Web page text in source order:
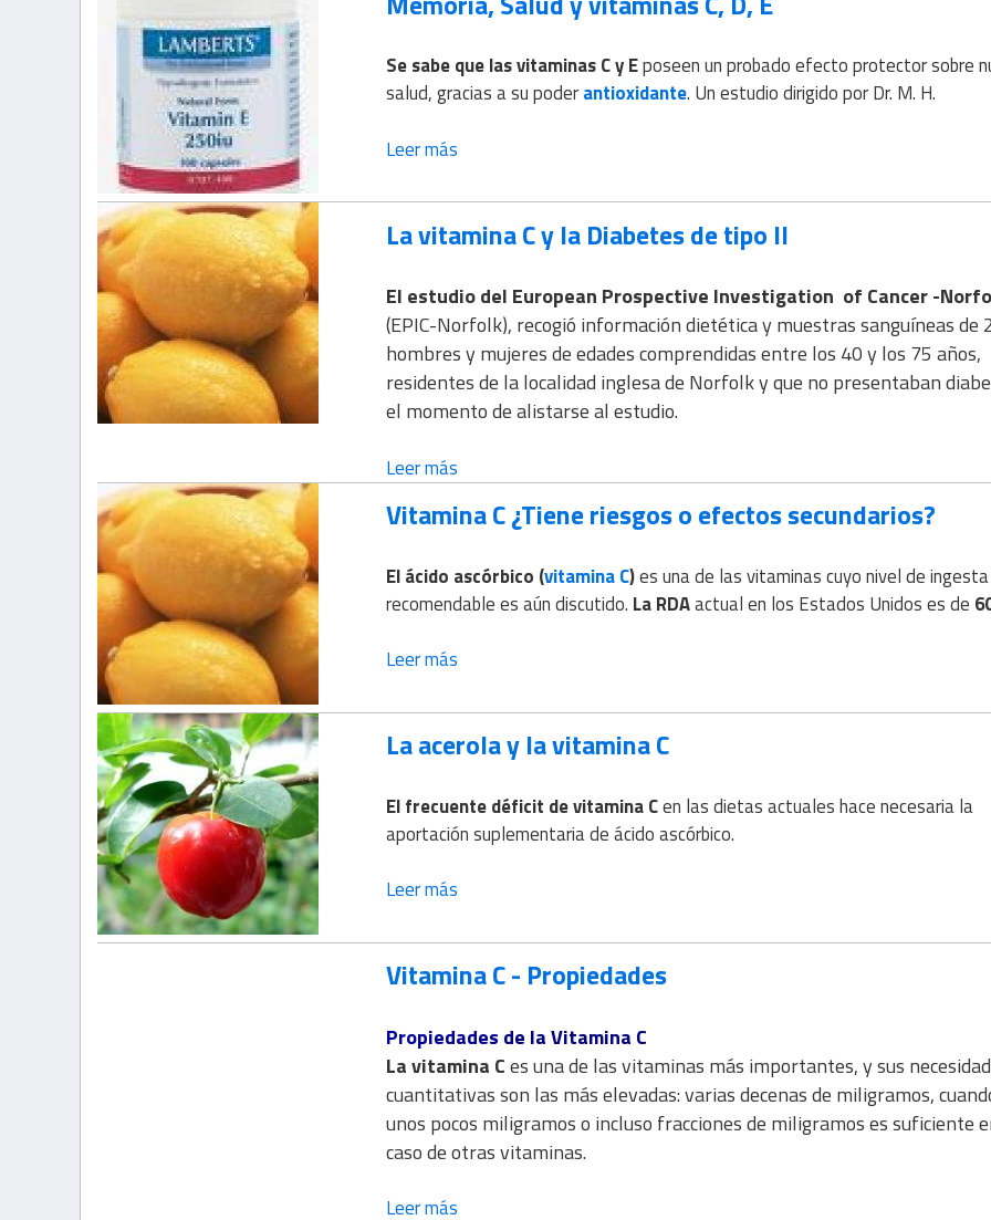
Se sabe que las vitaminas C y Eposeen un probado efecto protector sobre
salud, gracias a su poderantioxidante. Un estudio dirigido por Dr. M. H.
Leer más
La vitamina C y la Diabetes de tipo II
El estudio del European Prospective Investigation of Cancer -
(EPIC-Norfolk), recogió información dietética y muestras sanguíneas de
hombres y mujeres de edades comprendidas entre los 40 y los 75 años,
residentes de la localidad inglesa de Norfolk y que no presentaban
el momento de alistarse al estudio.
Leer más
Vitamina C ¿Tiene riesgos o efectos secundarios?
El ácido ascórbico (vitamina C)es una de las vitaminas cuyo nivel de ingesta
recomendable es aún discutido. La RDAactual en los Estados Unidos es de
Leer más
La acerola y la vitamina C
El frecuente déficit de vitamina Cen las dietas actuales hace necesaria la
aportación suplementaria de ácido ascórbico.
Leer más
Vitamina C - Propiedades
Propiedades de la Vitamina C
La vitamina Ces una de las vitaminas más importantes, y sus
cuantitativas son las más elevadas: varias decenas de miligramos,
unos pocos miligramos o incluso fracciones de miligramos es suficiente
caso de otras vitaminas.
Leer más